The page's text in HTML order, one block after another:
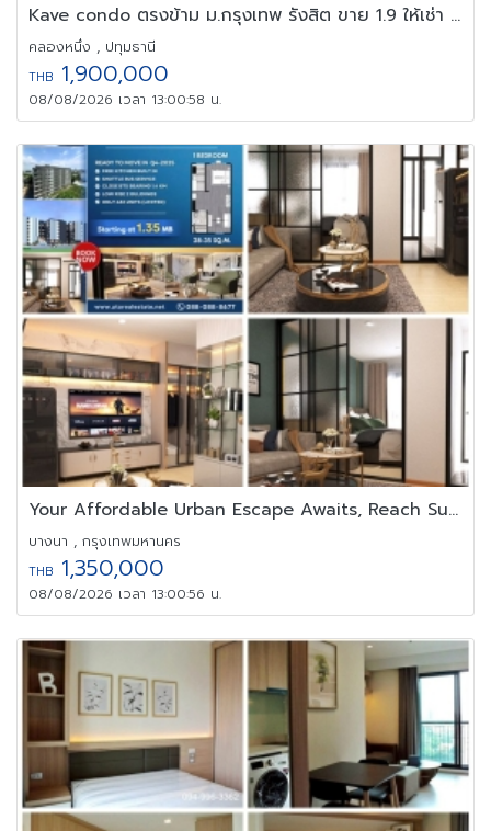
Kave condo ตรงข้าม ม.กรุงเทพ รังสิต ขาย 1.9 ให้เช่า 10k ชั้น 6
คลองหนึ่ง , ปทุมธานี
THB 1,900,000
08/08/2026 เวลา 13:00:58 น.
Your Affordable Urban Escape Awaits, Reach Sukhumvit 107
บางนา , กรุงเทพมหานคร
THB 1,350,000
08/08/2026 เวลา 13:00:56 น.